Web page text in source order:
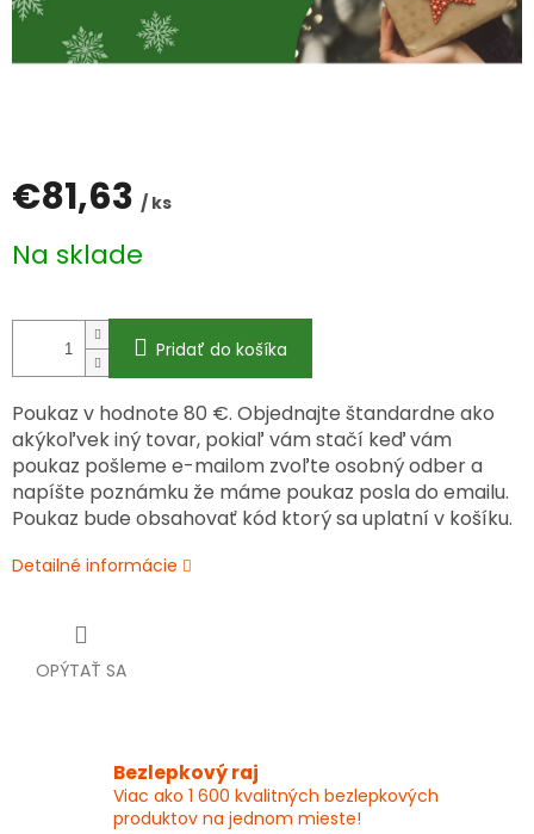
€81,63 / ks
cena:
Na sklade
Pridať do košíka
Poukaz v hodnote 80 €. Objednajte štandardne ako
akýkoľvek iný tovar, pokiaľ vám stačí keď vám
poukaz pošleme e-mailom zvoľte osobný odber a
napíšte poznámku že máme poukaz posla do emailu.
Poukaz bude obsahovať kód ktorý sa uplatní v košíku.
Detailné informácie
OPÝTAŤ SA
Bezlepkový raj
Viac ako 1 600 kvalitných bezlepkových
produktov na jednom mieste!